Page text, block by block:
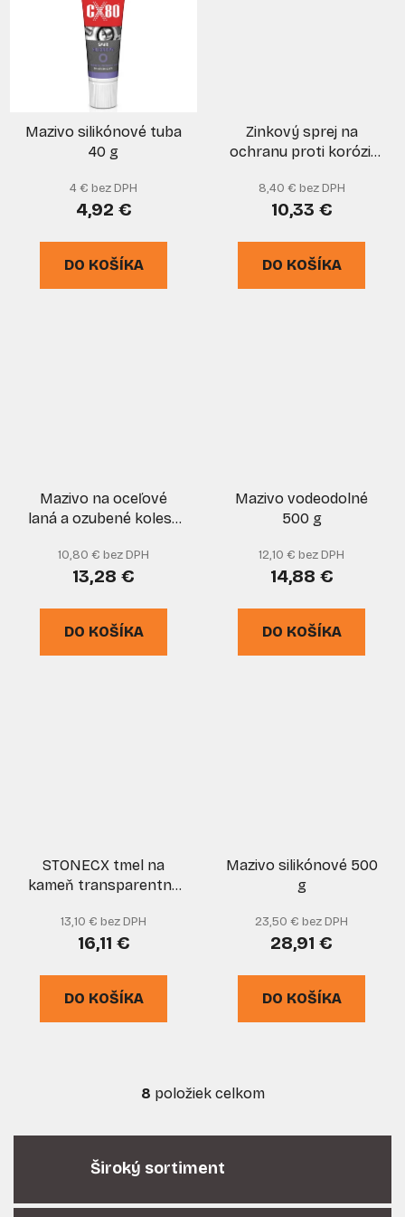
Mazivo silikónové tuba
40 g
4 € bez DPH
4,92 €
DO KOŠÍKA
Zinkový sprej na
ochranu proti korózii
8,40 € bez DPH
10,33 €
DO KOŠÍKA
Mazivo na oceľové
laná a ozubené kolesá
80
10,80 € bez DPH
13,28 €
DO KOŠÍKA
Mazivo vodeodolné
500 g
12,10 € bez DPH
14,88 €
DO KOŠÍKA
STONECX tmel na
kameň transparentný
13,10 € bez DPH
16,11 €
DO KOŠÍKA
Mazivo silikónové 500
g
23,50 € bez DPH
28,91 €
DO KOŠÍKA
O
l
á
a
8 položiek celkom
Široký sortiment